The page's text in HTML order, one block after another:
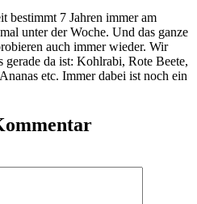
bestimmt 7 Jahren immer am
unter der Woche. Und das ganze
auch immer wieder. Wir
gerade da ist: Kohlrabi, Rote Beete,
etc. Immer dabei ist noch ein